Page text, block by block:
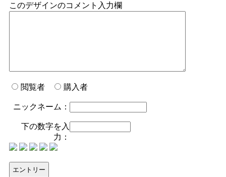
このデザインのコメント入力欄
閲覧者 購入者
ニックネーム：
下の数字を入
力：